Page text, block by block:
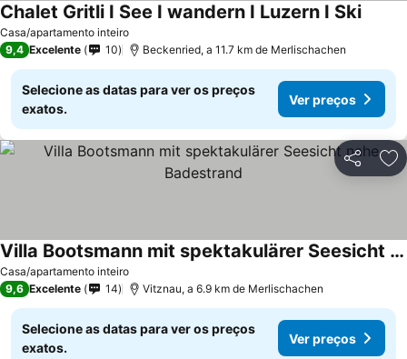
Casa/apartamento inteiro
Chalet Gritli I See I wandern I Luzern I Ski
9,4 Excelente 10 Beckenried, a 11.7 km de Merlischachen
Selecione as datas para ver os preços
exatos.
Ver preços
Partilhar
Casa/apartamento inteiro
Villa Bootsmann mit spektakulärer Seesicht nahe Badestrand
9,6 Excelente 14 Vitznau, a 6.9 km de Merlischachen
Selecione as datas para ver os preços
exatos.
Ver preços